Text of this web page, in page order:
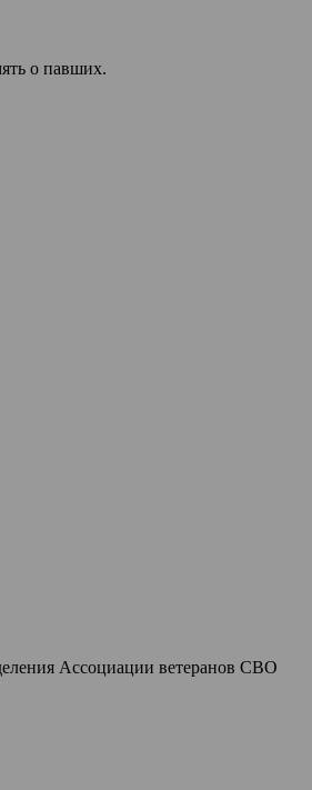
о павших.
Ассоциации ветеранов СВО